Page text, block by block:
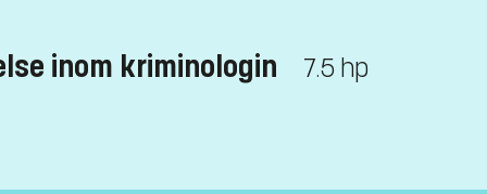
inom kriminologin 7.5 hp